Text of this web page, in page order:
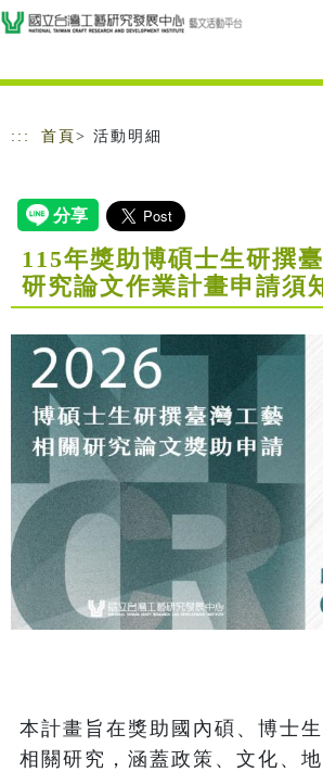
跳到主要內容
網站導覽
::: 首頁 > 活動明細
115年獎助博碩士生研撰
研究論文作業計畫申請須
本計畫旨在獎助國內碩、博士
相關研究，涵蓋政策、文化、